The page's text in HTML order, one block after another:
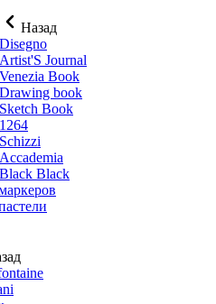
Назад
Disegno
Artist'S Journal
Venezia Book
Drawing book
Sketch Book
1264
Schizzi
Accademia
Black Black